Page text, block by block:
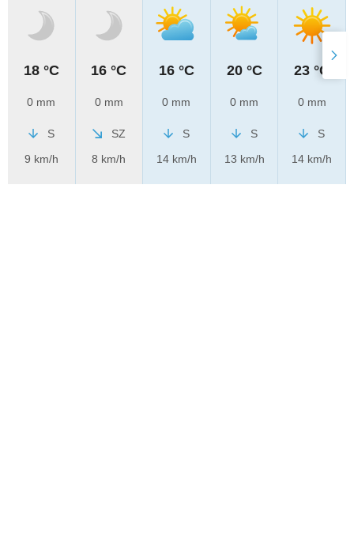
18 °C
0 mm
S
9 km/h
16 °C
0 mm
SZ
8 km/h
16 °C
0 mm
S
14 km/h
20 °C
0 mm
S
13 km/h
23 °C
0 mm
S
14 km/h